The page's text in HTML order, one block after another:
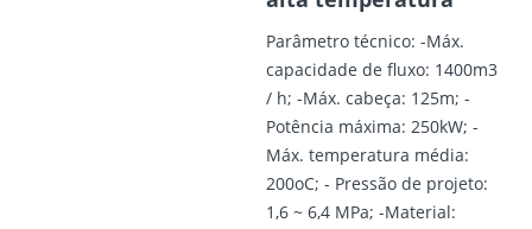
Parâmetro técnico: -Máx.
capacidade de fluxo: 1400m3
/ h; -Máx. cabeça: 125m; -
Potência máxima: 250kW; -
Máx. temperatura média:
200oC; - Pressão de projeto:
1,6 ~ 6,4 MPa; -Material: